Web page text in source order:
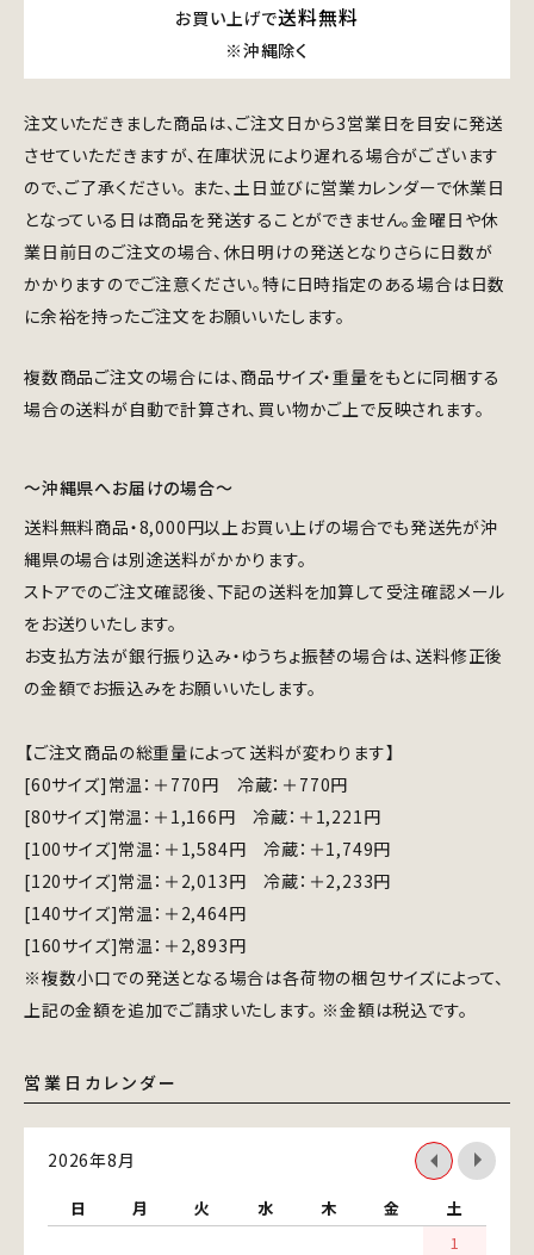
お買い上げで送料無料
※沖縄除く
注文いただきました商品は、ご注文日から3営業日を目安に発送
させていただきますが、在庫状況により遅れる場合がございます
ので、ご了承ください。 また、土日並びに営業カレンダーで休業日
となっている日は商品を発送することができません。金曜日や休
業日前日のご注文の場合、休日明けの発送となりさらに日数が
かかりますのでご注意ください。特に日時指定のある場合は日数
に余裕を持ったご注文をお願いいたします。
複数商品ご注文の場合には、商品サイズ・重量をもとに同梱する
場合の送料が自動で計算され、買い物かご上で反映されます。
～沖縄県へお届けの場合～
送料無料商品・8,000円以上お買い上げの場合でも発送先が沖
縄県の場合は別途送料がかかります。
ストアでのご注文確認後、下記の送料を加算して受注確認メール
をお送りいたします。
お支払方法が銀行振り込み・ゆうちょ振替の場合は、送料修正後
の金額でお振込みをお願いいたします。
【ご注文商品の総重量によって送料が変わります】
[60サイズ]常温：＋770円 冷蔵：＋770円
[80サイズ]常温：＋1,166円 冷蔵：＋1,221円
[100サイズ]常温：＋1,584円 冷蔵：＋1,749円
[120サイズ]常温：＋2,013円 冷蔵：＋2,233円
[140サイズ]常温：＋2,464円
[160サイズ]常温：＋2,893円
※複数小口での発送となる場合は各荷物の梱包サイズによって、
上記の金額を追加でご請求いたします。 ※金額は税込です。
営業日カレンダー
2026年8月
日 月 火 水 木 金
土
1